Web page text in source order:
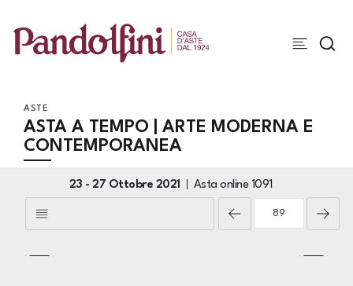
ASTE
ASTA A TEMPO | ARTE MODERNA E
CONTEMPORANEA
23 - 27 Ottobre 2021 Asta online 1091